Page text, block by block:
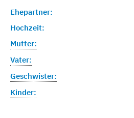
Ehepartner:
Hochzeit:
Mutter:
Vater:
Geschwister:
Kinder: